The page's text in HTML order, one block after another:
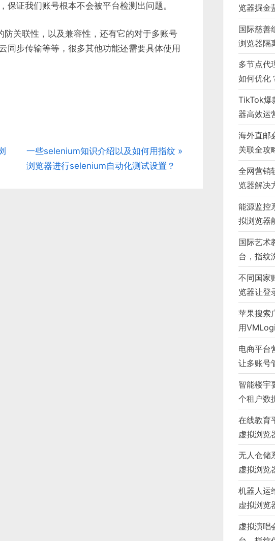
证我们账号根本不会被平台检测出问题。
防关联性，以及兼容性，还有它的对于多账号
同步传输等等，很多其他功能还需要具体使用
N
e
一些selenium知识介绍以及如何用指纹
浏览器进行selenium自动化测试设置？
览器掘金
国际慈善
浏览器隔
多节点代
如何优化
TikTok爆
器高效运
海外直邮
关联全攻
全网营销
览器解决
能源监控
拟浏览器
国际艺术
台，指纹
不同国家
览器让登
苹果搜索
用
电商平台
让多账号
智能楼宇
个租户数
在线教育
虚拟浏览
无人仓储
虚拟浏览
机器人运
虚拟浏览
虚拟演唱